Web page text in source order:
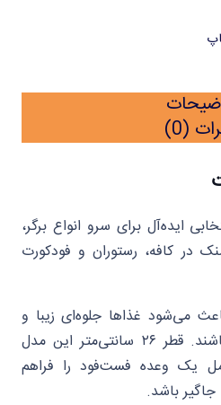
(0)
سانت انتخابی ایده‌آل برای سرو انواع برگر،
در کافه، رستوران و فودکورت
می‌شود غذاها جلوه‌ای زیبا و
منظم روی بشقاب داشته باشند. قطر ۲۶ سانتی‌متر این مدل
یک وعده فست‌فود را فراهم
باشد.